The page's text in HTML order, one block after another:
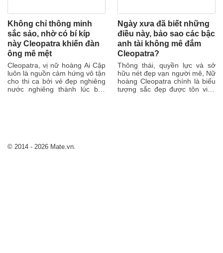
Không chỉ thông minh
sắc sảo, nhờ có bí kíp
này Cleopatra khiến đàn
ông mê mệt
Cleopatra, vị nữ hoàng Ai Cập
luôn là nguồn cảm hứng vô tận
cho thi ca bởi vẻ đẹp nghiêng
nước nghiêng thành lúc bấy
Ngày xưa đã biết những
điều này, bảo sao các bậc
anh tài không mê đắm
Cleopatra?
Thông thái, quyền lực và sở
hữu nét đẹp vạn người mê, Nữ
hoàng Cleopatra chính là biểu
tượng sắc đẹp được tôn vinh
© 2014 - 2026 Mate.vn.